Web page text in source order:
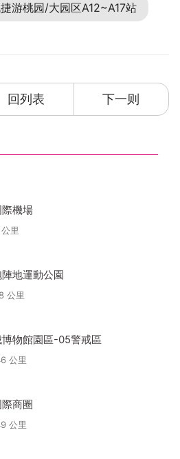
游桃园/大园区A12~A17站
回列表 下一则
機場
里
地運動公園
公里
物館園區-05警戒區
公里
商圈
公里